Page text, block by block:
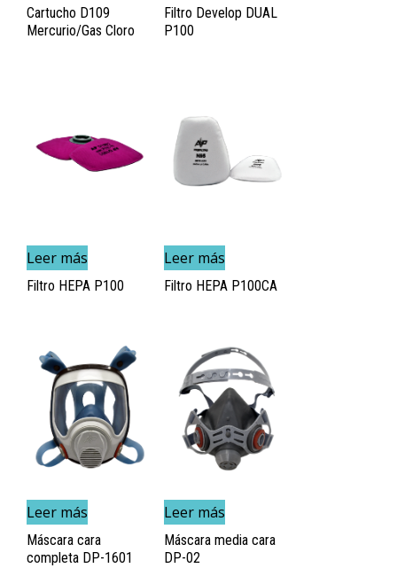
Cartucho D109
Mercurio/Gas Cloro
Filtro Develop DUAL
P100
Leer más
Filtro HEPA P100
Leer más
Filtro HEPA P100CA
Leer más
Máscara cara
completa DP-1601
Leer más
Máscara media cara
DP-02